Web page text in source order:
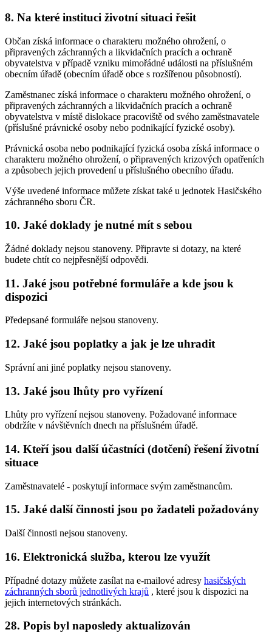
8. Na které instituci životní situaci řešit
Občan získá informace o charakteru možného ohrožení, o
připravených záchranných a likvidačních pracích a ochraně
obyvatelstva v případě vzniku mimořádné události na příslušném
obecním úřadě (obecním úřadě obce s rozšířenou působností).
Zaměstnanec získá informace o charakteru možného ohrožení, o
připravených záchranných a likvidačních pracích a ochraně
obyvatelstva v místě dislokace pracoviště od svého zaměstnavatele
(příslušné právnické osoby nebo podnikající fyzické osoby).
Právnická osoba nebo podnikající fyzická osoba získá informace o
charakteru možného ohrožení, o připravených krizových opatřeních
a způsobech jejich provedení u příslušného obecního úřadu.
Výše uvedené informace můžete získat také u jednotek Hasičského
záchranného sboru ČR.
10. Jaké doklady je nutné mít s sebou
Žádné doklady nejsou stanoveny. Připravte si dotazy, na které
budete chtít co nejpřesnější odpovědi.
11. Jaké jsou potřebné formuláře a kde jsou k
dispozici
Předepsané formuláře nejsou stanoveny.
12. Jaké jsou poplatky a jak je lze uhradit
Správní ani jiné poplatky nejsou stanoveny.
13. Jaké jsou lhůty pro vyřízení
Lhůty pro vyřízení nejsou stanoveny. Požadované informace
obdržíte v návštěvních dnech na příslušném úřadě.
14. Kteří jsou další účastníci (dotčení) řešení životní
situace
Zaměstnavatelé - poskytují informace svým zaměstnancům.
15. Jaké další činnosti jsou po žadateli požadovány
Další činnosti nejsou stanoveny.
16. Elektronická služba, kterou lze využít
Případné dotazy můžete zasílat na e-mailové adresy hasičských
záchranných sborů jednotlivých krajů , které jsou k dispozici na
jejich internetových stránkách.
28. Popis byl naposledy aktualizován